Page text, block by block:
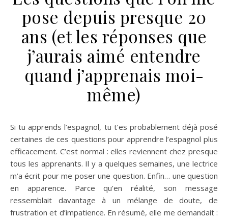
pose depuis presque 20
ans (et les réponses que
j’aurais aimé entendre
quand j’apprenais moi-
même)
Si tu apprends l’espagnol, tu t’es probablement déjà posé
certaines de ces questions pour apprendre l’espagnol plus
efficacement. C’est normal : elles reviennent chez presque
tous les apprenants. Il y a quelques semaines, une lectrice
m’a écrit pour me poser une question. Enfin… une question
en apparence. Parce qu’en réalité, son message
ressemblait davantage à un mélange de doute, de
frustration et d’impatience. En résumé, elle me demandait :